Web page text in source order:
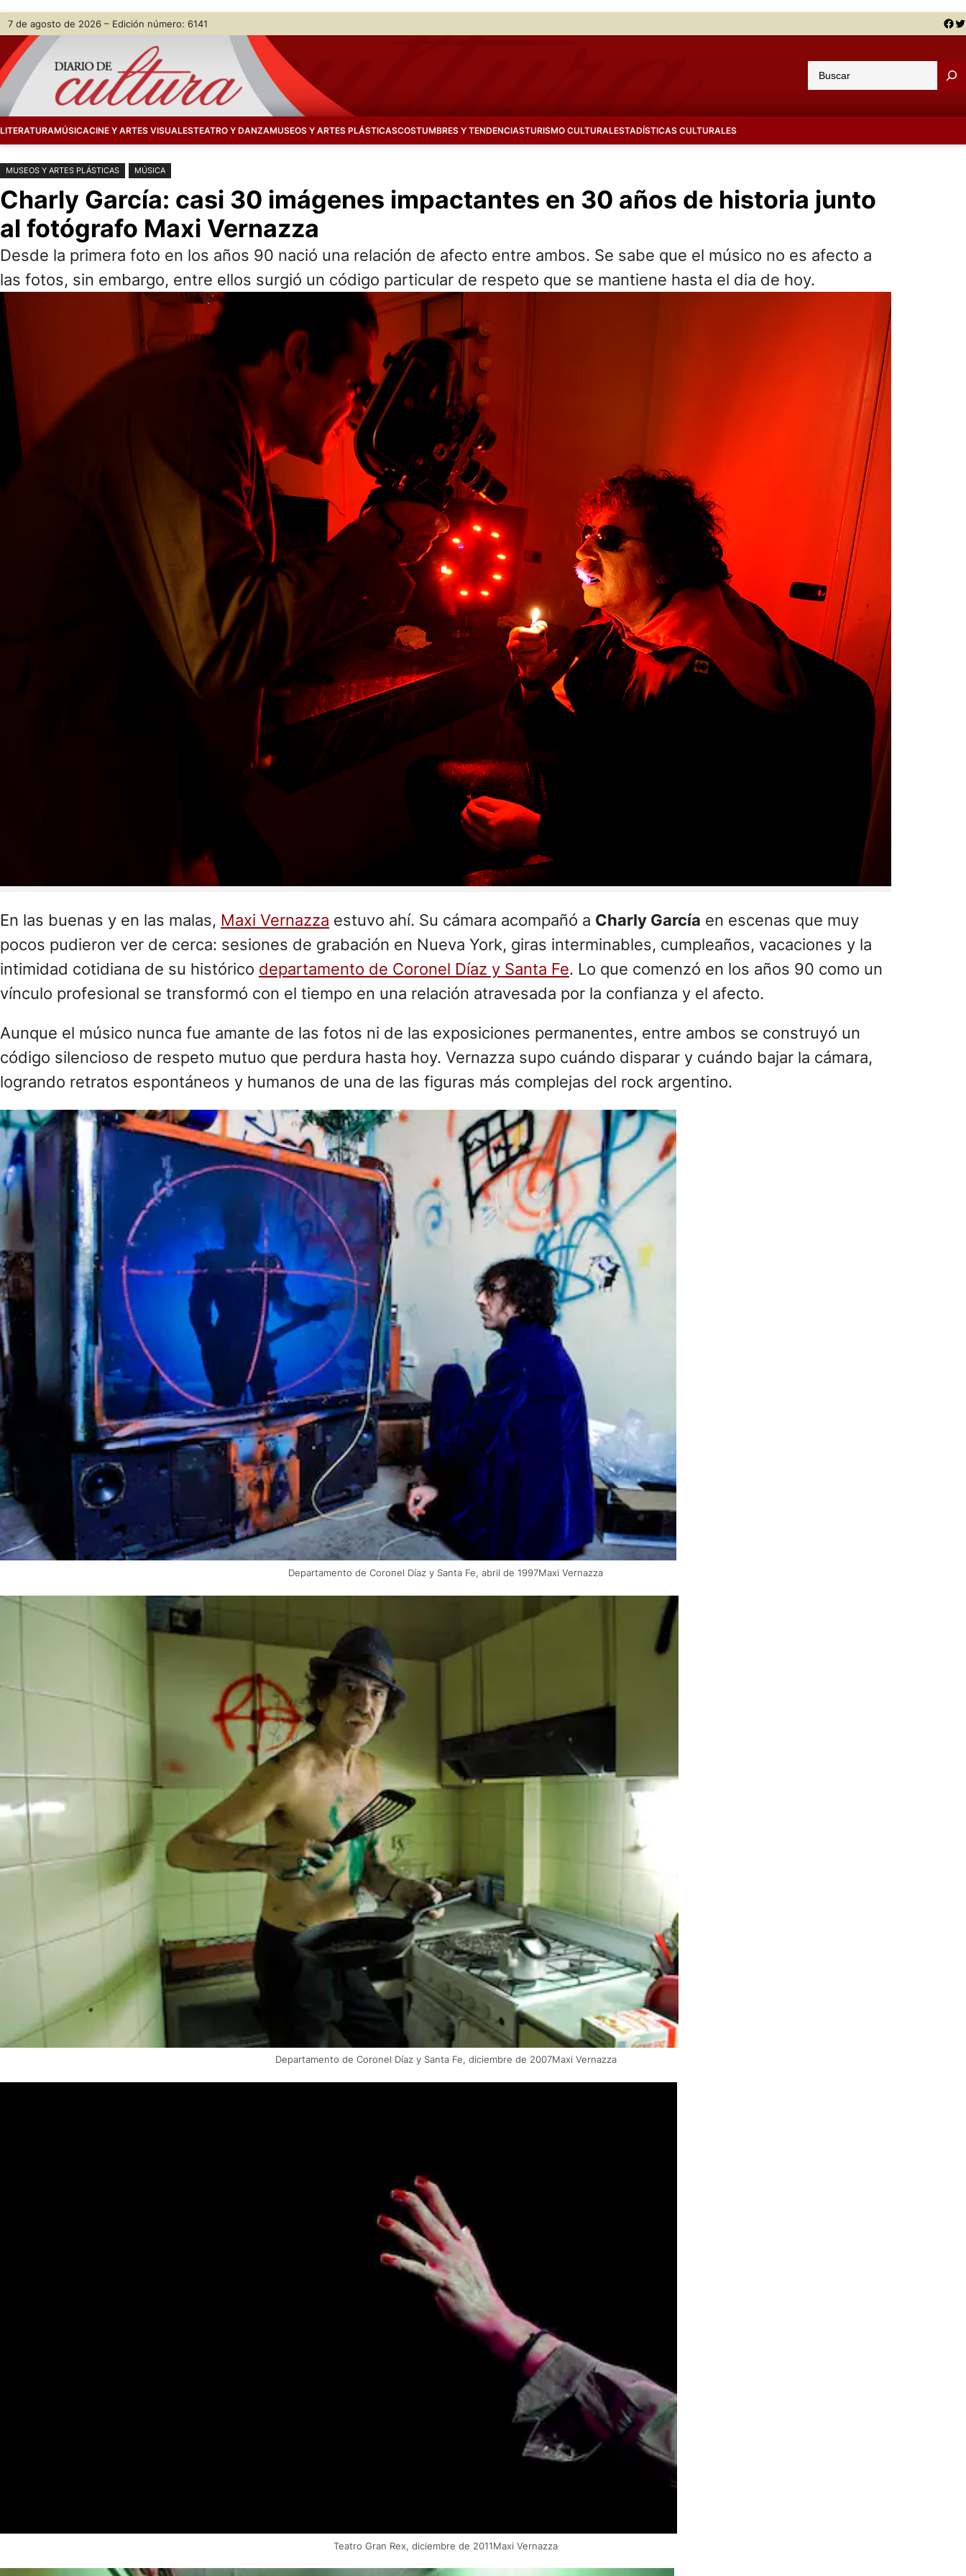
Saltar
contenido
Skip
content
7 de agosto de 2026 – Edición número: 6141 Facebook Twitter
u
a
LITERATURAMÚSICACINE Y ARTES VISUALESTEATRO Y DANZAMUSEOS Y ARTES PLÁSTICASCOSTUMBRES Y TENDENCIASTURISMO CULTURALESTADÍSTICAS CULTURALES
MUSEOS Y ARTES PLÁSTICAS MÚSICA
Charly García: casi 30 imágenes impactantes en 30 años de historia junto
al fotógrafo Maxi Vernazza
Desde la primera foto en los años 90 nació una relación de afecto entre ambos. Se sabe que el músico no es afecto a
las fotos, sin embargo, entre ellos surgió un código particular de respeto que se mantiene hasta el dia de hoy.
En las buenas y en las malas, Maxi Vernazza estuvo ahí. Su cámara acompañó a Charly García en escenas que muy
pocos pudieron ver de cerca: sesiones de grabación en Nueva York, giras interminables, cumpleaños, vacaciones y la
intimidad cotidiana de su histórico departamento de Coronel Díaz y Santa Fe. Lo que comenzó en los años 90 como un
vínculo profesional se transformó con el tiempo en una relación atravesada por la confianza y el afecto.
Aunque el músico nunca fue amante de las fotos ni de las exposiciones permanentes, entre ambos se construyó un
código silencioso de respeto mutuo que perdura hasta hoy. Vernazza supo cuándo disparar y cuándo bajar la cámara,
logrando retratos espontáneos y humanos de una de las figuras más complejas del rock argentino.
Departamento de Coronel Díaz y Santa Fe, abril de 1997Maxi Vernazza
Departamento de Coronel Díaz y Santa Fe, diciembre de 2007Maxi Vernazza
Teatro Gran Rex, diciembre de 2011Maxi Vernazza